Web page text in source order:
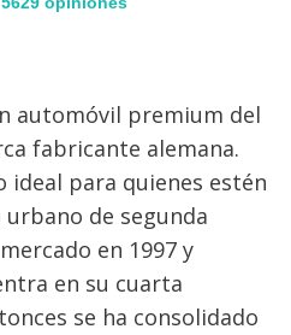
automóvil premium del
fabricante alemana.
ideal para quienes estén
de segunda
en 1997 y
en su cuarta
se ha consolidado